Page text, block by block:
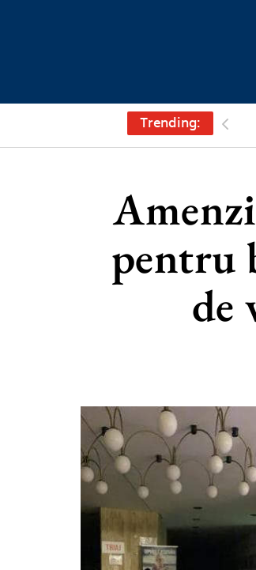
Trending:
pentru
de